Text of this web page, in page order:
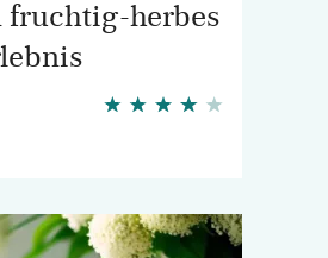
fruchtig-herbes